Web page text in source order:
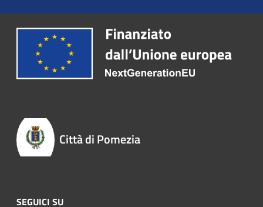
Città di Pomezia
SEGUICI SU